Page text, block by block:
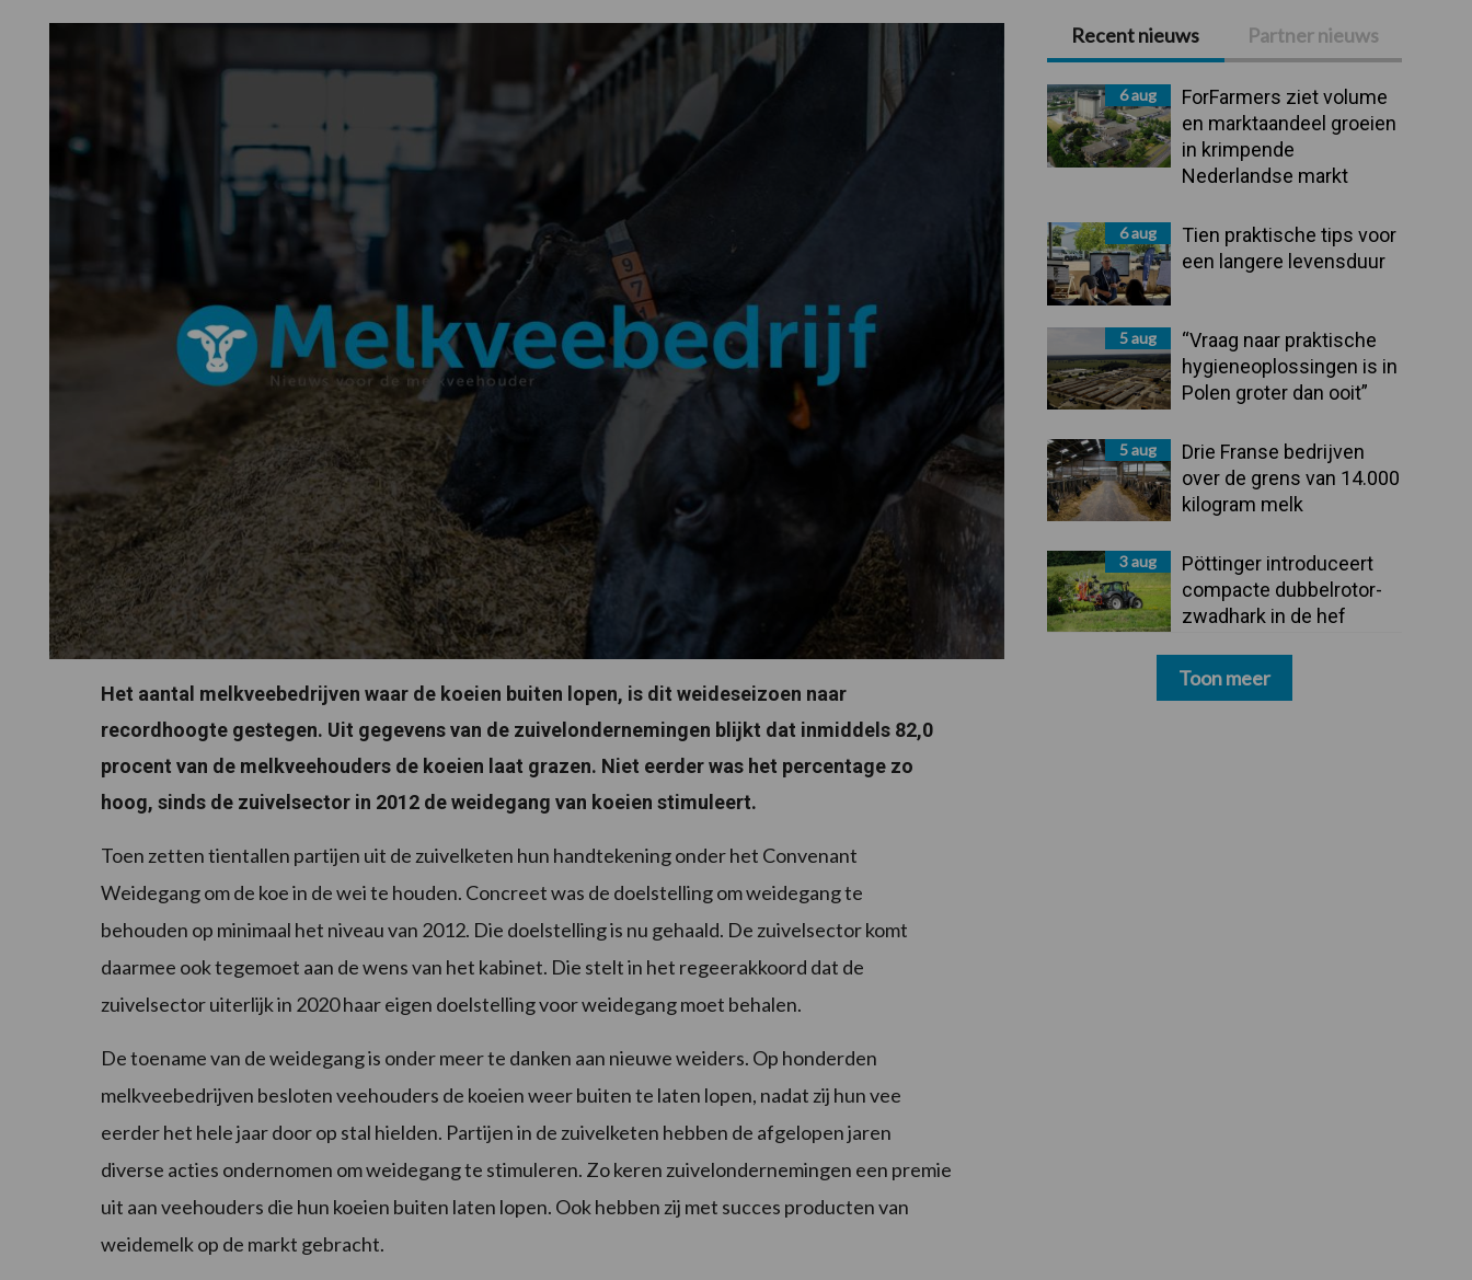
Het aantal melkveebedrijven waar de koeien buiten lopen, is dit weideseizoen naar
recordhoogte gestegen. Uit gegevens van de zuivelondernemingen blijkt dat inmiddels 82,0
procent van de melkveehouders de koeien laat grazen. Niet eerder was het percentage zo
hoog, sinds de zuivelsector in 2012 de weidegang van koeien stimuleert.
Toen zetten tientallen partijen uit de zuivelketen hun handtekening onder het Convenant
Weidegang om de koe in de wei te houden. Concreet was de doelstelling om weidegang te
behouden op minimaal het niveau van 2012. Die doelstelling is nu gehaald. De zuivelsector komt
daarmee ook tegemoet aan de wens van het kabinet. Die stelt in het regeerakkoord dat de
zuivelsector uiterlijk in 2020 haar eigen doelstelling voor weidegang moet behalen.
De toename van de weidegang is onder meer te danken aan nieuwe weiders. Op honderden
melkveebedrijven besloten veehouders de koeien weer buiten te laten lopen, nadat zij hun vee
eerder het hele jaar door op stal hielden. Partijen in de zuivelketen hebben de afgelopen jaren
diverse acties ondernomen om weidegang te stimuleren. Zo keren zuivelondernemingen een premie
uit aan veehouders die hun koeien buiten laten lopen. Ook hebben zij met succes producten van
weidemelk op de markt gebracht.
Primaire
Sidebar
Recent nieuws Partner nieuws
6 aug
ForFarmers ziet volume
en marktaandeel groeien
in krimpende
Nederlandse markt
6 aug
Tien praktische tips voor
een langere levensduur
5 aug
“Vraag naar praktische
hygieneoplossingen is in
Polen groter dan ooit”
5 aug
Drie Franse bedrijven
over de grens van 14.000
kilogram melk
3 aug
Pöttinger introduceert
compacte dubbelrotor-
zwadhark in de hef
Toon meer